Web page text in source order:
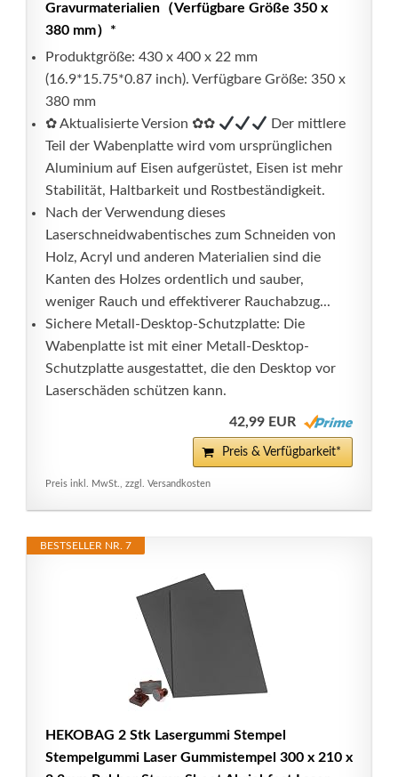
Gravurmaterialien（Verfügbare Größe 350 x
380 mm）*
Produktgröße: 430 x 400 x 22 mm
(16.9*15.75*0.87 inch). Verfügbare Größe: 350 x
380 mm
✿ Aktualisierte Version ✿✿
Der mittlere
Teil der Wabenplatte wird vom ursprünglichen
Aluminium auf Eisen aufgerüstet, Eisen ist mehr
Stabilität, Haltbarkeit und Rostbeständigkeit.
Nach der Verwendung dieses
Laserschneidwabentisches zum Schneiden von
Holz, Acryl und anderen Materialien sind die
Kanten des Holzes ordentlich und sauber,
weniger Rauch und effektiverer Rauchabzug...
Sichere Metall-Desktop-Schutzplatte: Die
Wabenplatte ist mit einer Metall-Desktop-
Schutzplatte ausgestattet, die den Desktop vor
Laserschäden schützen kann.
42,99 EUR
Preis & Verfügbarkeit*
Preis inkl. MwSt., zzgl. Versandkosten
BESTSELLER NR. 7
HEKOBAG 2 Stk Lasergummi Stempel
Stempelgummi Laser Gummistempel 300 x 210 x